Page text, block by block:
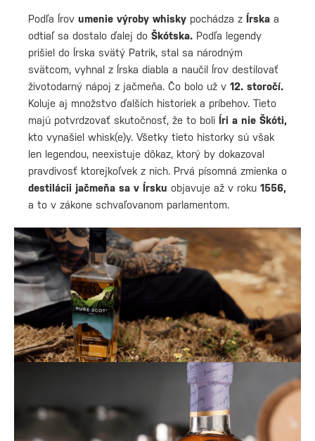
Podľa Írov umenie výroby whisky pochádza z Írska a
odtiaľ sa dostalo ďalej do Škótska. Podľa legendy
prišiel do Írska svätý Patrik, stal sa národným
svätcom, vyhnal z Írska diabla a naučil Írov destilovať
životodarný nápoj z jačmeňa. Čo bolo už v 12. storočí.
Koluje aj množstvo ďalších historiek a príbehov. Tieto
majú potvrdzovať skutočnosť, že to boli Íri a nie Škóti,
kto vynašiel whisk(e)y. Všetky tieto historky sú však
len legendou, neexistuje dôkaz, ktorý by dokazoval
pravdivosť ktorejkoľvek z nich. Prvá písomná zmienka o
destilácii jačmeňa sa v Írsku objavuje až v roku 1556,
a to v zákone schvaľovanom parlamentom.